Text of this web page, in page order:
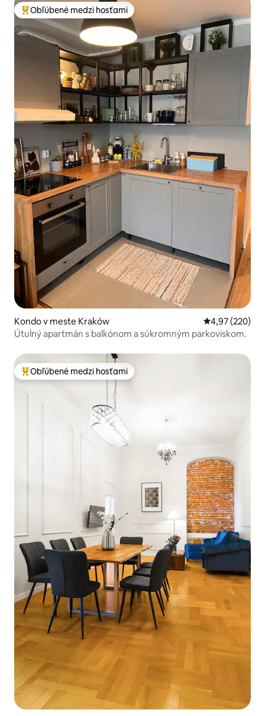
Najobľúbenejšie medzi hosťami
Obľúbené medzi hosťami
Kondo v meste Kraków Priemerné
4,97 (220)
Útulný apartmán s balkónom a súkromným parkoviskom.
Najobľúbenejšie medzi hosťami
Obľúbené medzi hosťami